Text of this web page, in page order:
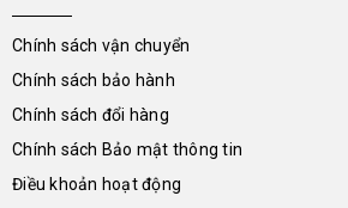
Chính sách vận chuyển
Chính sách bảo hành
Chính sách đổi hàng
Chính sách Bảo mật thông tin
Điều khoản hoạt động